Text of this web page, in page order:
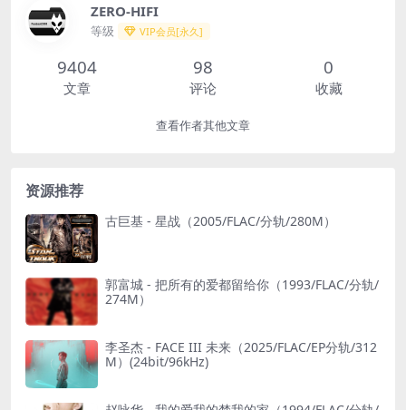
ZERO-HIFI
等级 VIP会员[永久]
9404
文章
98
评论
0
收藏
查看作者其他文章
资源推荐
古巨基 - 星战（2005/FLAC/分轨/280M）
郭富城 - 把所有的爱都留给你（1993/FLAC/分轨/
274M）
李圣杰 - FACE III 未来（2025/FLAC/EP分轨/312
M）(24bit/96kHz)